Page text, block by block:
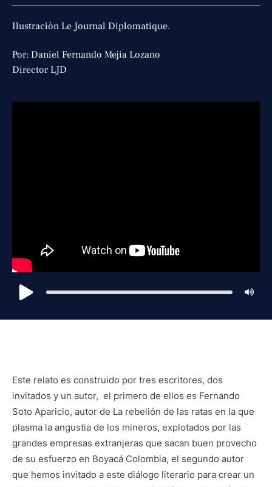
Ilustración Le Journal Diplomatique.
Por: Daniel Fernando Mejia Lozano
Director LJD
Este relato es construido por tres escritores, dos
invitados y un autor, el primero de ellos es Fernando
Soto Aparicio, autor de La rebelión de las ratas en la que
plasma la angustia de los mineros, explotados por las
grandes empresas extranjeras que sacan buen provecho
de su esfuerzo en Boyacá Colombia, el segundo autor
que hemos invitado a este diálogo literario para crear un